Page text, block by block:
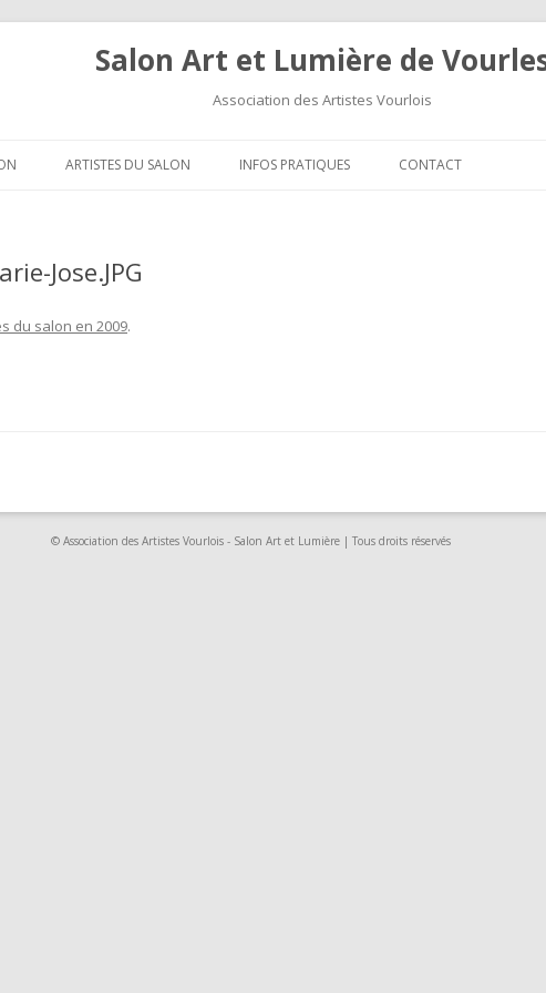
Salon Art et Lumière de
Association des Artistes Vourlois
ARTISTES DU SALON INFOS PRATIQUES CONTACT
Jose.JPG
du salon en 2009.
© Association des Artistes Vourlois - Salon Art et Lumière | Tous droits réservés